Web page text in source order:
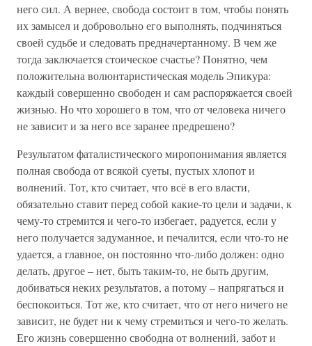
него сил. А вернее, свобода состоит в том, чтобы понять
их замысел и добровольно его выполнять, подчиняться
своей судьбе и следовать предначертанному. В чем же
тогда заключается стоическое счастье? Понятно, чем
положительна волюнтаристическая модель Эпикура:
каждый совершенно свободен и сам распоряжается своей
жизнью. Но что хорошего в том, что от человека ничего
не зависит и за него все заранее предрешено?
Результатом фаталистического миропонимания является
полная свобода от всякой суеты, пустых хлопот и
волнений. Тот, кто считает, что всё в его власти,
обязательно ставит перед собой какие-то цели и задачи, к
чему-то стремится и чего-то избегает, радуется, если у
него получается задуманное, и печалится, если что-то не
удается, а главное, он постоянно что-либо должен: одно
делать, другое – нет, быть таким-то, не быть другим,
добиваться неких результатов, а потому – напрягаться и
беспокоиться. Тот же, кто считает, что от него ничего не
зависит, не будет ни к чему стремиться и чего-то желать.
Его жизнь совершенно свободна от волнений, забот и